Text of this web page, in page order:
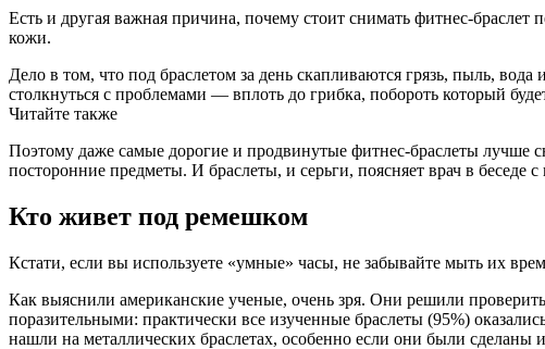
Есть и другая важная причина, почему стоит снимать фитнес-браслет
кожи.
Дело в том, что под браслетом за день скапливаются грязь, пыль,
столкнуться с проблемами — вплоть до грибка, побороть который
Читайте также
Поэтому даже самые дорогие и продвинутые фитнес-браслеты лучше
посторонние предметы. И браслеты, и серьги, поясняет врач в беседе с
Кто живет под ремешком
Кстати, если вы используете «умные» часы, не забывайте мыть их
Как выяснили американские ученые, очень зря. Они решили
поразительными: практически все изученные браслеты (95%)
нашли на металлических браслетах, особенно если они были сделаны